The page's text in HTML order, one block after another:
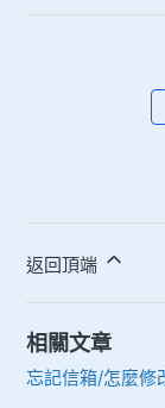
返回頂端
相關文章
忘記信箱/怎麼修